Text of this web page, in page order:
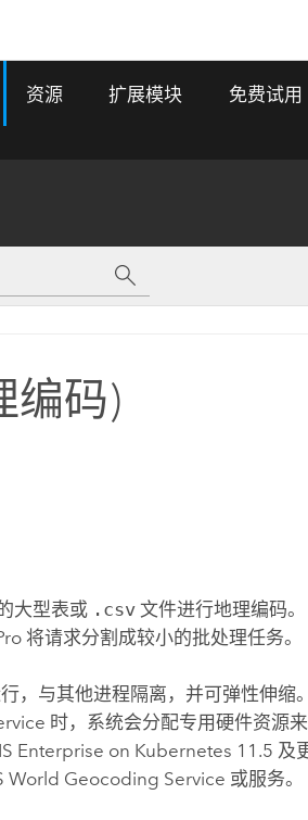
、合作伙伴产品和开发
互式地
和 ArcGIS 更新
动提供
资源 扩展模块 免费试用
编码)
大型表或 .csv 文件进行地理编码。
将请求分割成较小的批处理任务。
，与其他进程隔离，并可弹性伸缩。
时，系统会分配专用硬件资源
Enterprise on Kubernetes 11.5 及
World Geocoding Service 或服务。